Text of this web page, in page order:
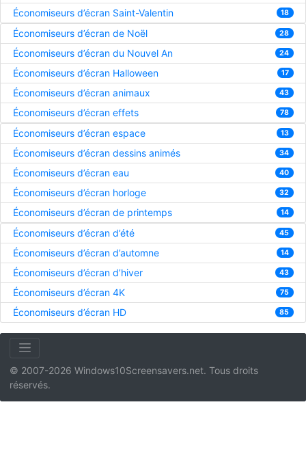
Économiseurs d’écran Saint-Valentin 18
Économiseurs d’écran de Noël 28
Économiseurs d’écran du Nouvel An 24
Économiseurs d’écran Halloween 17
Économiseurs d’écran animaux 43
Économiseurs d’écran effets 78
Économiseurs d’écran espace 13
Économiseurs d’écran dessins animés 34
Économiseurs d’écran eau 40
Économiseurs d’écran horloge 32
Économiseurs d’écran de printemps 14
Économiseurs d’écran d’été 45
Économiseurs d’écran d’automne 14
Économiseurs d’écran d’hiver 43
Économiseurs d’écran 4K 75
Économiseurs d’écran HD 85
© 2007-2026 Windows10Screensavers.net. Tous droits
réservés.